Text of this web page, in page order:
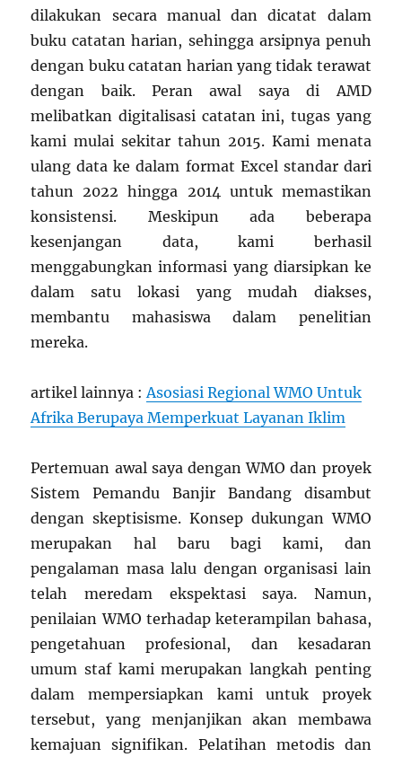
dilakukan secara manual dan dicatat dalam
buku catatan harian, sehingga arsipnya penuh
dengan buku catatan harian yang tidak terawat
dengan baik. Peran awal saya di AMD
melibatkan digitalisasi catatan ini, tugas yang
kami mulai sekitar tahun 2015. Kami menata
ulang data ke dalam format Excel standar dari
tahun 2022 hingga 2014 untuk memastikan
konsistensi. Meskipun ada beberapa
kesenjangan data, kami berhasil
menggabungkan informasi yang diarsipkan ke
dalam satu lokasi yang mudah diakses,
membantu mahasiswa dalam penelitian
mereka.
artikel lainnya : Asosiasi Regional WMO Untuk
Afrika Berupaya Memperkuat Layanan Iklim
Pertemuan awal saya dengan WMO dan proyek
Sistem Pemandu Banjir Bandang disambut
dengan skeptisisme. Konsep dukungan WMO
merupakan hal baru bagi kami, dan
pengalaman masa lalu dengan organisasi lain
telah meredam ekspektasi saya. Namun,
penilaian WMO terhadap keterampilan bahasa,
pengetahuan profesional, dan kesadaran
umum staf kami merupakan langkah penting
dalam mempersiapkan kami untuk proyek
tersebut, yang menjanjikan akan membawa
kemajuan signifikan. Pelatihan metodis dan